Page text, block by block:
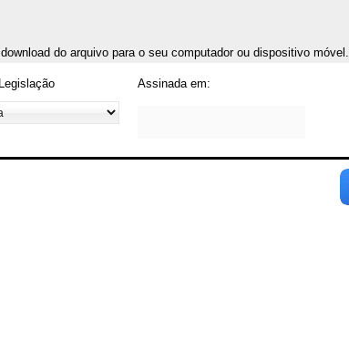
do arquivo para o seu computador ou dispositivo móvel.
Assinada em: